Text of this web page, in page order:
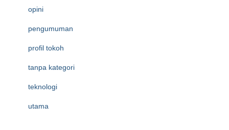
opini
pengumuman
profil tokoh
tanpa kategori
teknologi
utama